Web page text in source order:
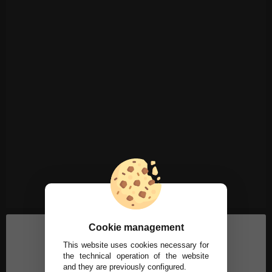
Cookie management
This website uses cookies necessary for
the technical operation of the website
and they are previously configured.